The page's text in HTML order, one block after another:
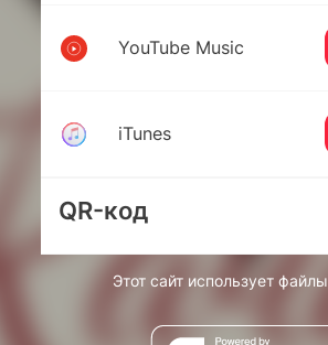
YouTube Music
iTunes
QR-код
Этот сайт использует файлы